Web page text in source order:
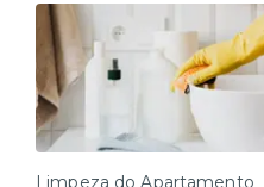
Limpeza do Apartamento